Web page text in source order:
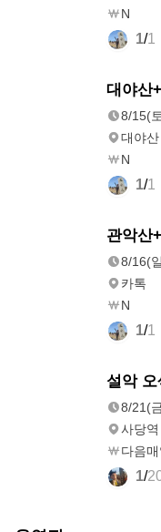
N
1/1
대야산
8/15(
대야산
N
1/1
관악산
8/16(
카톡
N
1/1
설악
8/21(
사당역
다음
1/